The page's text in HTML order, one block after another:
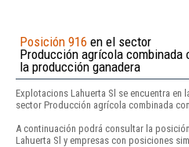
Posición 916 en el sector
Producción agrícola combinada
la producción ganadera
Explotacions Lahuerta Sl se encuentra en
sector Producción agrícola combinada
A continuación podrá consultar la
Lahuerta Sl y empresas con posiciones